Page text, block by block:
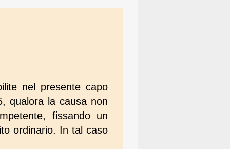
nel presente capo
qualora la causa non
fissando un
ordinario. In tal caso